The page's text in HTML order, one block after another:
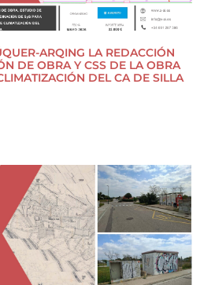
ARQING LA REDACCIÓN
DE OBRA Y CSS DE LA OBRA
DEL CA DE SILLA